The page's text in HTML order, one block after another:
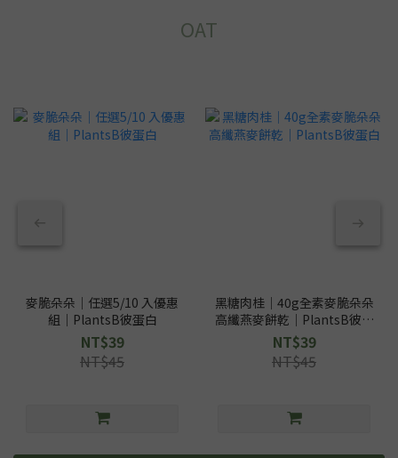
OAT
麥脆朵朵｜任選5/10 入優惠
組｜PlantsB彼蛋白
NT$39
NT$45
黑糖肉桂｜40g全素麥脆朵朵
高纖燕麥餅乾｜PlantsB彼蛋
白
NT$39
NT$45